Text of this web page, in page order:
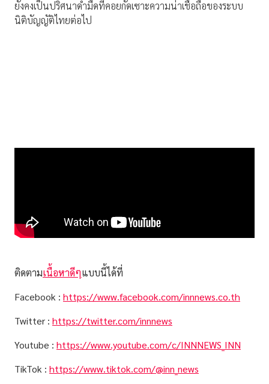
ยังคงเป็นปริศนาดำมืดที่คอยกัดเซาะความน่าเชื่อถือของระบบ
นิติบัญญัติไทยต่อไป
ติดตามเนื้อหาดีๆแบบนี้ได้ที่
Facebook : https://www.facebook.com/innnews.co.th
Twitter : https://twitter.com/innnews
Youtube : https://www.youtube.com/c/INNNEWS_INN
TikTok : https://www.tiktok.com/@inn_news